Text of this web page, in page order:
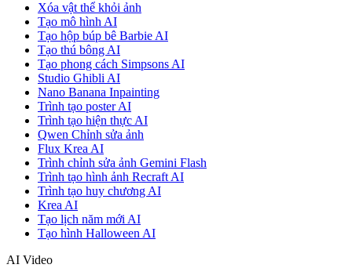
Xóa vật thể khỏi ảnh
Tạo mô hình AI
Tạo hộp búp bê Barbie AI
Tạo thú bông AI
Tạo phong cách Simpsons AI
Studio Ghibli AI
Nano Banana Inpainting
Trình tạo poster AI
Trình tạo hiện thực AI
Qwen Chỉnh sửa ảnh
Flux Krea AI
Trình chỉnh sửa ảnh Gemini Flash
Trình tạo hình ảnh Recraft AI
Trình tạo huy chương AI
Krea AI
Tạo lịch năm mới AI
Tạo hình Halloween AI
AI Video